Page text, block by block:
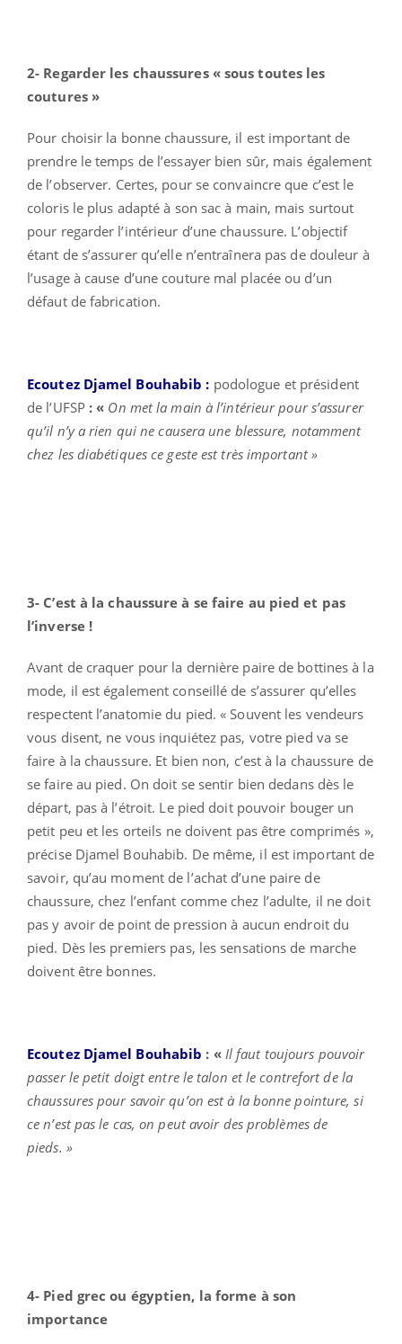
2- Regarder les chaussures « sous toutes les
coutures »
Pour choisir la bonne chaussure, il est important de
prendre le temps de l’essayer bien sûr, mais également
de l’observer. Certes, pour se convaincre que c’est le
coloris le plus adapté à son sac à main, mais surtout
pour regarder l’intérieur d’une chaussure. L’objectif
étant de s’assurer qu’elle n’entraînera pas de douleur à
l’usage à cause d’une couture mal placée ou d’un
défaut de fabrication.
Ecoutez Djamel Bouhabib : podologue et président
de l’UFSP: « On met la main à l’intérieur pour s’assurer
qu’il n’y a rien qui ne causera une blessure, notamment
chez les diabétiques ce geste est très important »
3- C’est à la chaussure à se faire au pied et pas
l’inverse !
Avant de craquer pour la dernière paire de bottines à la
mode, il est également conseillé de s’assurer qu’elles
respectent l’anatomie du pied. « Souvent les vendeurs
vous disent, ne vous inquiétez pas, votre pied va se
faire à la chaussure. Et bien non, c’est à la chaussure de
se faire au pied. On doit se sentir bien dedans dès le
départ, pas à l’étroit. Le pied doit pouvoir bouger un
petit peu et les orteils ne doivent pas être comprimés »,
précise Djamel Bouhabib. De même, il est important de
savoir, qu’au moment de l’achat d’une paire de
chaussure, chez l’enfant comme chez l’adulte, il ne doit
pas y avoir de point de pression à aucun endroit du
pied. Dès les premiers pas, les sensations de marche
doivent être bonnes.
Ecoutez Djamel Bouhabib : « Il faut toujours pouvoir
passer le petit doigt entre le talon et le contrefort de la
chaussures pour savoir qu’on est à la bonne pointure, si
ce n’est pas le cas, on peut avoir des problèmes de
pieds. »
4- Pied grec ou égyptien, la forme à son
importance